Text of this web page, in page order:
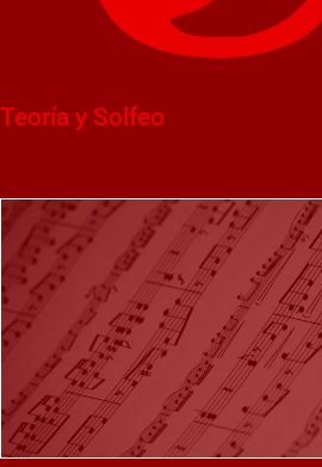
Teoría y Solfeo